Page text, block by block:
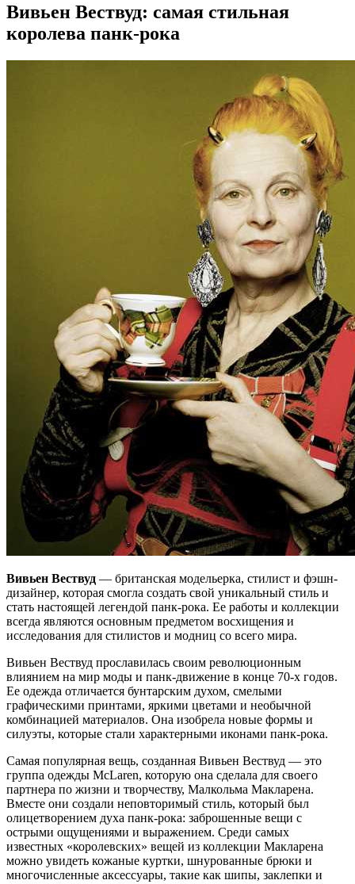
Вивьен Вествуд: самая стильная
королева панк-рока
Вивьен Вествуд — британская модельерка, стилист и фэшн-
дизайнер, которая смогла создать свой уникальный стиль и
стать настоящей легендой панк-рока. Ее работы и коллекции
всегда являются основным предметом восхищения и
исследования для стилистов и модниц со всего мира.
Вивьен Вествуд прославилась своим революционным
влиянием на мир моды и панк-движение в конце 70-х годов.
Ее одежда отличается бунтарским духом, смелыми
графическими принтами, яркими цветами и необычной
комбинацией материалов. Она изобрела новые формы и
силуэты, которые стали характерными иконами панк-рока.
Самая популярная вещь, созданная Вивьен Вествуд — это
группа одежды McLaren, которую она сделала для своего
партнера по жизни и творчеству, Малкольма Макларена.
Вместе они создали неповторимый стиль, который был
олицетворением духа панк-рока: заброшенные вещи с
острыми ощущениями и выражением. Среди самых
известных «королевских» вещей из коллекции Макларена
можно увидеть кожаные куртки, шнурованные брюки и
многочисленные аксессуары, такие как шипы, заклепки и